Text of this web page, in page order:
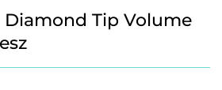
Diamond Tip Volume